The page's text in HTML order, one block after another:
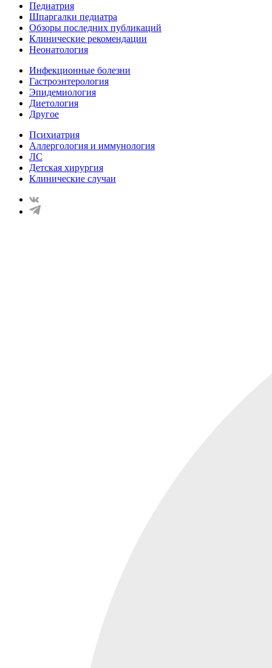
Педиатрия
Шпаргалки педиатра
Обзоры последних публикаций
Клинические рекомендации
Неонатология
Инфекционные болезни
Гастроэнтерология
Эпидемиология
Диетология
Другое
Психиатрия
Аллергология и иммунология
ЛС
Детская хирургия
Клинические случаи